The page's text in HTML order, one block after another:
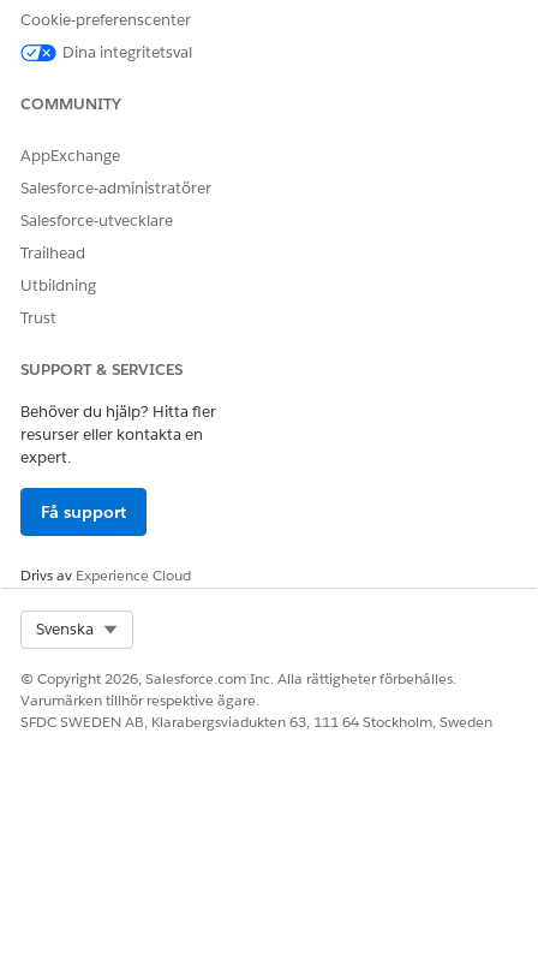
ÅtgärdsplanerochSpårning och godkännande av dokument
LÖSTE DENNA ARTIKEL DITT PROBLEM?
Cookie-preferenscenter
Dina integritetsval
COMMUNITY
AppExchange
Salesforce-administratörer
Salesforce-utvecklare
Trailhead
Utbildning
Trust
SUPPORT & SERVICES
Behöver du hjälp? Hitta fler
resurser eller kontakta en
expert.
Få support
Drivs av Experience Cloud
Svenska
© Copyright 2026, Salesforce.com Inc. Alla rättigheter förbehålles.
Varumärken tillhör respektive ägare.
SFDC SWEDEN AB, Klarabergsviadukten 63, 111 64 Stockholm, Sweden